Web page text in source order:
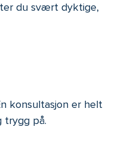
du svært dyktige,
konsultasjon er helt
trygg på.